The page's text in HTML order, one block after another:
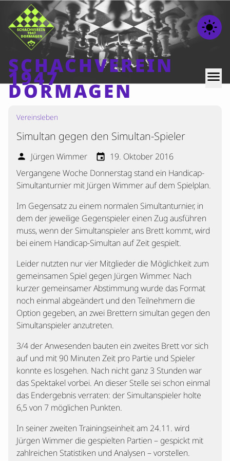
light_mode
SCHACHVEREIN
1947
DORMAGEN
menu
Home
Beiträge
Mannschaften
Ranglisten
Termine
Verschiedenes
Kontakt
Vereinsleben
Simultan gegen den Simultan-Spieler
person Jürgen Wimmer event 19. Oktober 2016
Vergangene Woche Donnerstag stand ein Handicap-
Simultanturnier mit Jürgen Wimmer auf dem Spielplan.
Im Gegensatz zu einem normalen Simultanturnier, in
dem der jeweilige Gegenspieler einen Zug ausführen
muss, wenn der Simultanspieler ans Brett kommt, wird
bei einem Handicap-Simultan auf Zeit gespielt.
Leider nutzten nur vier Mitglieder die Möglichkeit zum
gemeinsamen Spiel gegen Jürgen Wimmer. Nach
kurzer gemeinsamer Abstimmung wurde das Format
noch einmal abgeändert und den Teilnehmern die
Option gegeben, an zwei Brettern simultan gegen den
Simultanspieler anzutreten.
3/4 der Anwesenden bauten ein zweites Brett vor sich
auf und mit 90 Minuten Zeit pro Partie und Spieler
konnte es losgehen. Nach nicht ganz 3 Stunden war
das Spektakel vorbei. An dieser Stelle sei schon einmal
das Endergebnis verraten: der Simultanspieler holte
6,5 von 7 möglichen Punkten.
In seiner zweiten Trainingseinheit am 24.11. wird
Jürgen Wimmer die gespielten Partien – gespickt mit
zahlreichen Statistiken und Analysen – vorstellen.